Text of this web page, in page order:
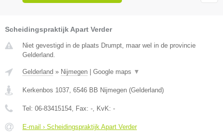
Scheidingspraktijk Apart Verder
Niet gevestigd in de plaats Drumpt, maar wel in de provincie
Gelderland.
Gelderland » Nijmegen | Google maps ▼
Kerkenbos 1037 6546 BB Nijmegen (Gelderland)
Tel: 06-83415154 , Fax: - , KvK: -
E-mail › Scheidingspraktijk Apart Verder